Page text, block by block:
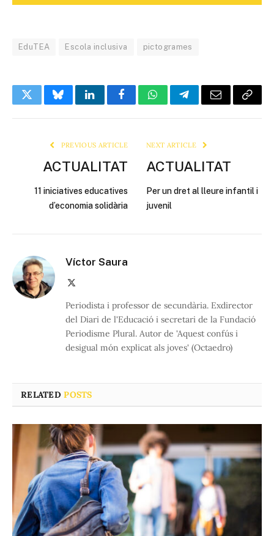
EduTEA Escola inclusiva pictogrames
TwitterBlueskyLinkedInFacebookWhatsAppTelegramEmail Copy
PREVIOUS ARTICLE
ACTUALITAT
11 iniciatives educatives
d’economia solidària
NEXT ARTICLE
ACTUALITAT
Per un dret al lleure infantil i
juvenil
Víctor Saura
Periodista i professor de secundària. Exdirector
del Diari de l'Educació i secretari de la Fundació
Periodisme Plural. Autor de 'Aquest confús i
desigual món explicat als joves' (Octaedro)
RELATEDPOSTS